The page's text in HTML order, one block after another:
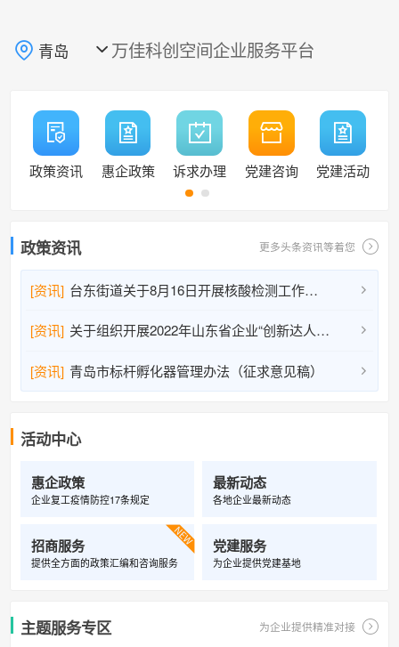
 青岛 万佳科创空间企业服务平台
政策资讯 惠企政策 诉求办理 党建咨询 党建活动
政策资讯 更多头条资讯等着您
[资讯] 台东街道关于8月16日开展核酸检测工作的通告 
[资讯] 关于组织开展2022年山东省企业“创新达人”宣讲活动人选推荐工作的通知 
[资讯] 青岛市标杆孵化器管理办法（征求意见稿） 
活动中心
惠企政策
企业复工疫情防控17条规定
最新动态
各地企业最新动态
招商服务
提供全方面的政策汇编和咨询服务
 党建服务
为企业提供党建基地
主题服务专区 为企业提供精准对接